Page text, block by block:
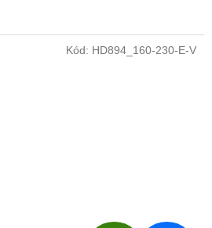
Kód: HD894_160-230-E-V